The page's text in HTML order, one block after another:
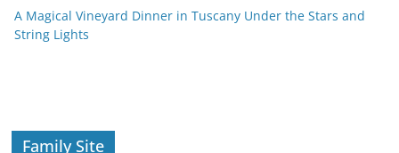
A Magical Vineyard Dinner in Tuscany Under the Stars and
String Lights
Family Site